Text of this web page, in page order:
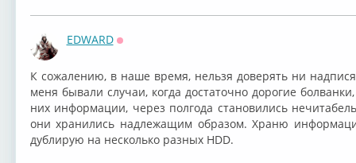
EDWARD
К сожалению, в наше время, нельзя доверять ни
меня бывали случаи, когда достаточно дорогие
них информации, через полгода становились
они хранились надлежащим образом. Храню
дублирую на несколько разных HDD.